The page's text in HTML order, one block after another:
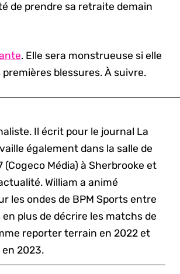
de prendre sa retraite demain
. Elle sera monstrueuse si elle
blessures. À suivre.
Il écrit pour le journal La
également dans la salle de
(Cogeco Média) à Sherbrooke et
William a animé
les ondes de BPM Sports entre
plus de décrire les matchs de
reporter terrain en 2022 et
2023.